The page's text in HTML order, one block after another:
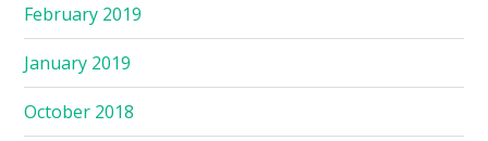
February 2019
January 2019
October 2018